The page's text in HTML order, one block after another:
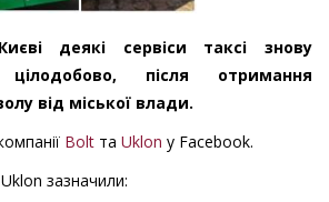
деякі сервіси таксі знову
цілодобово, після отримання
від міської влади.
Bolt та Uklon у Facebook.
зазначили: